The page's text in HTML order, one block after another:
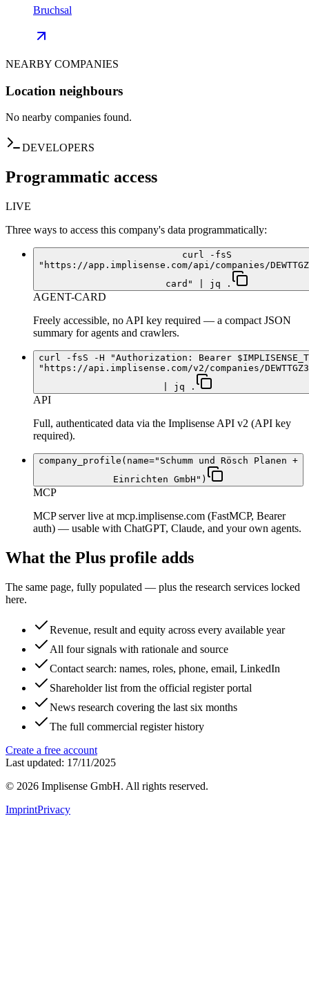
Bruchsal
NEARBY COMPANIES
Location neighbours
No nearby companies found.
DEVELOPERS
Programmatic access
LIVE
Three ways to access this company's data programmatically:
curl -fsS
"https://app.implisense.com/api/companies/
card" | jq .
AGENT-CARD
Freely accessible, no API key required — a compact JSON
summary for agents and crawlers.
curl -fsS -H "Authorization: Bearer
"https://api.implisense.com/v2/companies/
| jq .
API
Full, authenticated data via the Implisense API v2 (API key
required).
company_profile(name="Schumm und Rösch Planen +
Einrichten GmbH")
MCP
MCP server live at mcp.implisense.com (FastMCP, Bearer
auth) — usable with ChatGPT, Claude, and your own agents.
What the Plus profile adds
The same page, fully populated — plus the research services locked
here.
Revenue, result and equity across every available year
All four signals with rationale and source
Contact search: names, roles, phone, email, LinkedIn
Shareholder list from the official register portal
News research covering the last six months
The full commercial register history
Create a free account
Last updated: 17/11/2025
© 2026 Implisense GmbH. All rights reserved.
ImprintPrivacy